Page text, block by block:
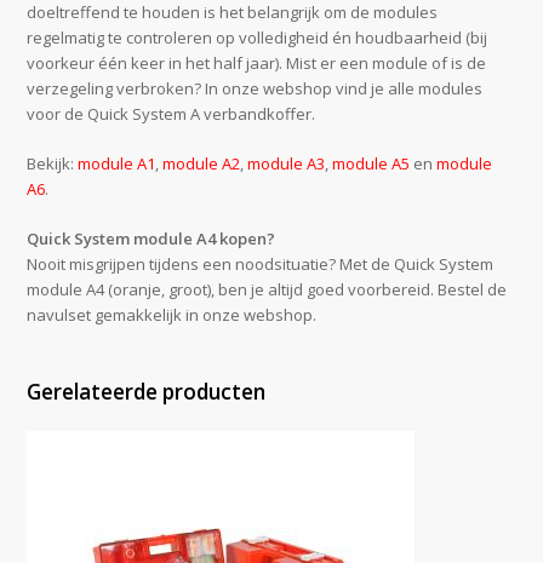
doeltreffend te houden is het belangrijk om de modules
regelmatig te controleren op volledigheid én houdbaarheid (bij
voorkeur één keer in het half jaar). Mist er een module of is de
verzegeling verbroken? In onze webshop vind je alle modules
voor de Quick System A verbandkoffer.
Bekijk:module A1,module A2,module A3,module A5 enmodule
A6.
Quick System module A4 kopen?
Nooit misgrijpen tijdens een noodsituatie? Met de Quick System
module A4 (oranje, groot), ben je altijd goed voorbereid. Bestel de
navulset gemakkelijk in onze webshop.
Gerelateerde producten